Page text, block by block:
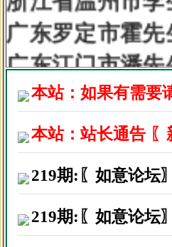
广东罗定市霍
广东江门市潘
深圳市宝安区
广东汕头市郑
广东高州市马
湖南新化县杨
福建仙游县俞
佛山南海区区
本站：如果有需要
本站：站长通告
219期:〖如意论
219期:〖如意论坛